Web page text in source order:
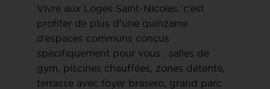
Vivre aux Loges Saint-Nicolas, c’est
profiter de plus d’une quinzaine
d’espaces communs conçus
spécifiquement pour vous : salles de
gym, piscines chauffées, zones détente,
terrasse avec foyer brasero, grand parc